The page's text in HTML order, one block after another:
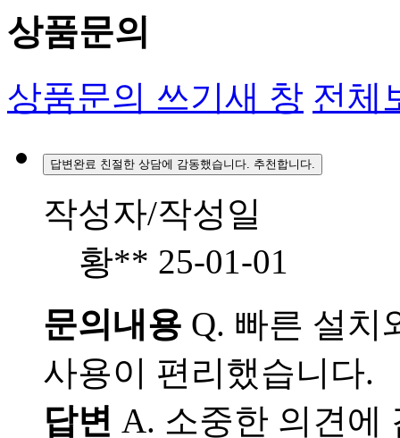
상품문의
상품문의 쓰기새 창 전체
답변완료 친절한 상담에 감동했습니다. 추천합니다.
작성자/작성일
황** 25-01-01
문의내용 Q. 빠른 설치
사용이 편리했습니다.
답변 A. 소중한 의견에